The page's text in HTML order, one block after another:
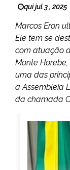
qui jul 3 , 2025
Marcos Eron
Ele tem se
com atuação
Monte
uma das
à Assembleia
da chamada